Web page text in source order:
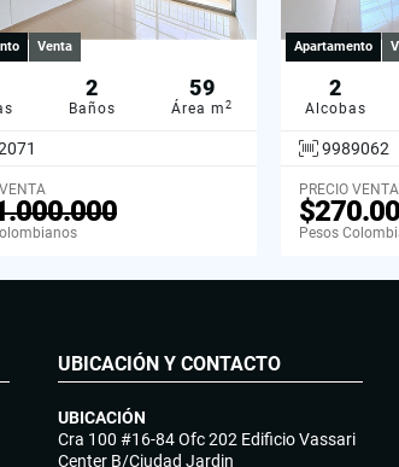
Venta
2
Baños
59
Área m 2
Apartamento
2
Alcobas
9989062
PRECIO VENTA
Pesos
UBICACIÓN Y CONTACTO
UBICACIÓN
Cra 100 #16-84 Ofc 202 Edificio Vassari
Center B/Ciudad Jardin